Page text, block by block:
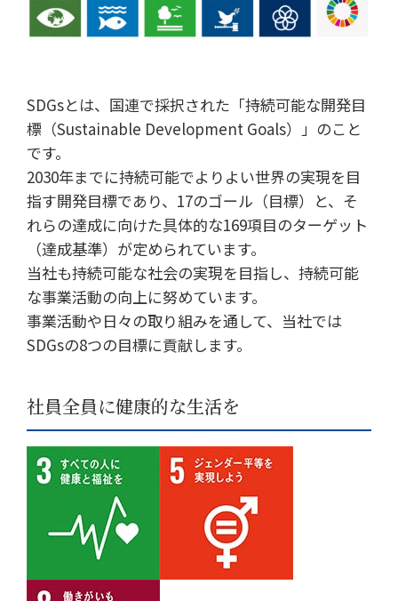
SDGsとは、国連で採択された「持続可能な開発目
標（Sustainable Development Goals）」のこと
です。
2030年までに持続可能でよりよい世界の実現を目
指す開発目標であり、17のゴール（目標）と、そ
れらの達成に向けた具体的な169項目のターゲット
（達成基準）が定められています。
当社も持続可能な社会の実現を目指し、持続可能
な事業活動の向上に努めています。
事業活動や日々の取り組みを通して、当社では
SDGsの8つの目標に貢献します。
社員全員に健康的な生活を